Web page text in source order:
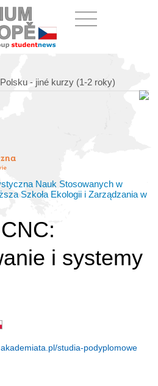
- jiné kurzy (1-2 roky)
Nauk Stosowanych w
Szkoła Ekologii i Zarządzania w
i systemy
studia-podyplomowe